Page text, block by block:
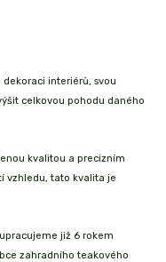
dekoraci interiérů, svou
celkovou pohodu daného
kvalitou a precizním
vzhledu, tato kvalita je
již 6 rokem
zahradního teakového